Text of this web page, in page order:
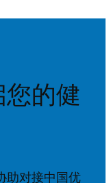
的健
助对接中国优